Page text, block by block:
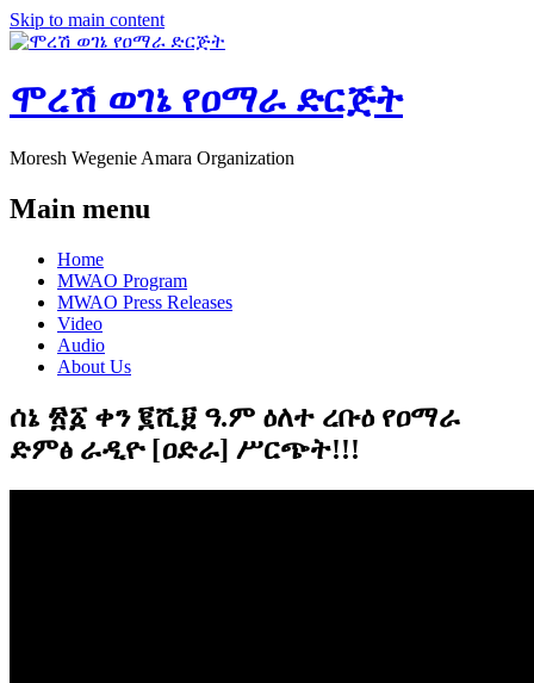
Skip to main content
ሞረሽ ወገኔ የዐማራ ድርጅት
Moresh Wegenie Amara Organization
Main menu
Home
MWAO Program
MWAO Press Releases
Video
Audio
About Us
ሰኔ ፳፩ ቀን ፪ሺ፱ ዓ.ም ዕለተ ረቡዕ የዐማራ
ድምፅ ራዲዮ [ዐድራ] ሥርጭት!!!